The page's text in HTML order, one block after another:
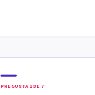
PREGUNTA 1 DE 7